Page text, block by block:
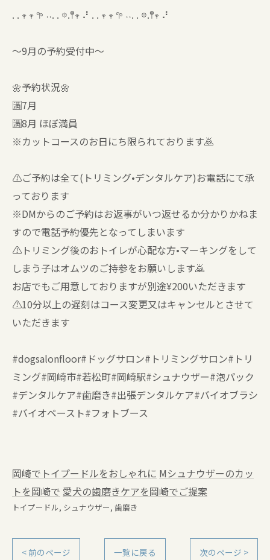
. . 𖥧 𖥧 𖧧 ˒˒. . 𖡼.𖤣𖥧 ⠜ . . 𖥧 𖥧 𖧧 ˒˒. . 𖡼.𖤣𖥧 ⠜
〜9月の予約受付中〜
🌼予約状況🌼
🈵7月
🈵8月 ほぼ満員
※カットコースのお日にち限られております🙇
⚠️ご予約は全て(トリミング•デンタルケア)お電話にて承
っております
※DMからのご予約はお返事がいつ返せるか分かりかねま
すので電話予約優先となってしまいます
⚠️トリミング後のおトイレが心配な方•マーキングをして
しまう子はオムツのご持参をお願いします🙇
お店でもご用意しておりますが別途¥200いただきます
⚠️10分以上の遅刻はコース変更又はキャンセルとさせて
いただきます
#dogsalonfloor#ドッグサロン#トリミングサロン#トリ
ミング#岡崎市#若松町#岡崎駅#シュナウザー#泡パック
#デンタルケア#歯磨き#出張デンタルケア#バイオブラシ
#バイオペースト#フォトブース
岡崎でトイプードルをおしゃれに Mシュナウザーのカッ
トを岡崎で 愛犬の歯磨きケアを岡崎でご提案
トイプードル シュナウザー 歯磨き
< 前のページ 一覧に戻る 次のページ >